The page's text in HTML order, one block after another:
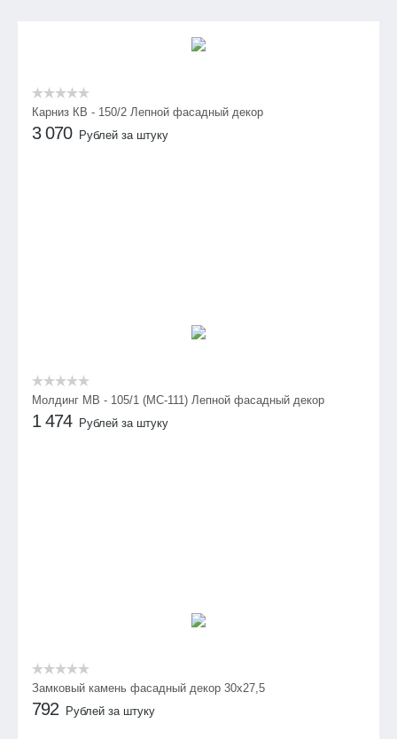
Карниз КВ - 150/2 Лепной фасадный декор
3 070 Рублей за штуку
Молдинг МВ - 105/1 (МС-111) Лепной фасадный декор
1 474 Рублей за штуку
Замковый камень фасадный декор 30х27,5
792 Рублей за штуку